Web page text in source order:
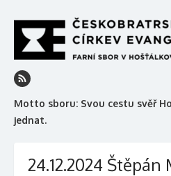
to
content
Motto sboru: Svou cestu svěř
jednat.
24.12.2024 Štěpán